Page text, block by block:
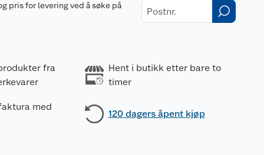
pris for levering ved å søke på
fra
Hent i butikk etter bare to
timer
med
120 dagers åpent kjøp